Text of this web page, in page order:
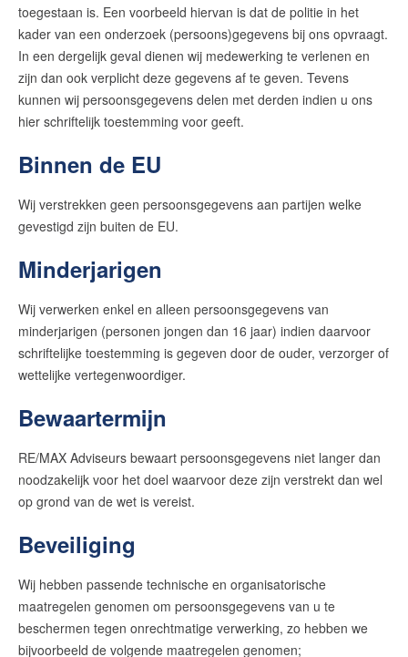
toegestaan is. Een voorbeeld hiervan is dat de politie in het
kader van een onderzoek (persoons)gegevens bij ons opvraagt.
In een dergelijk geval dienen wij medewerking te verlenen en
zijn dan ook verplicht deze gegevens af te geven. Tevens
kunnen wij persoonsgegevens delen met derden indien u ons
hier schriftelijk toestemming voor geeft.
Binnen de EU
Wij verstrekken geen persoonsgegevens aan partijen welke
gevestigd zijn buiten de EU.
Minderjarigen
Wij verwerken enkel en alleen persoonsgegevens van
minderjarigen (personen jongen dan 16 jaar) indien daarvoor
schriftelijke toestemming is gegeven door de ouder, verzorger of
wettelijke vertegenwoordiger.
Bewaartermijn
RE/MAX Adviseurs bewaart persoonsgegevens niet langer dan
noodzakelijk voor het doel waarvoor deze zijn verstrekt dan wel
op grond van de wet is vereist.
Beveiliging
Wij hebben passende technische en organisatorische
maatregelen genomen om persoonsgegevens van u te
beschermen tegen onrechtmatige verwerking, zo hebben we
bijvoorbeeld de volgende maatregelen genomen;